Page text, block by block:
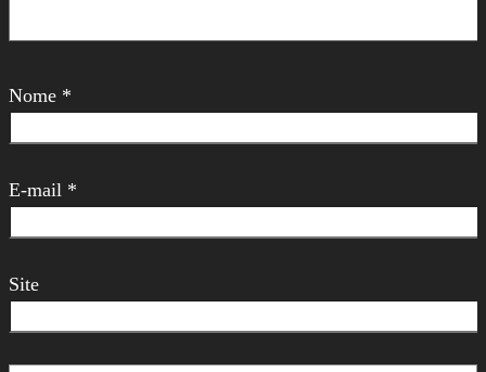
Nome *
E-mail *
Site